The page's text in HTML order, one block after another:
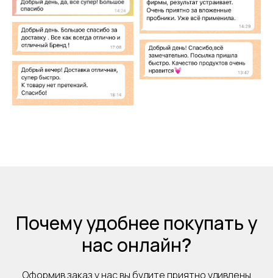
Почему удобнее покупать у
нас онлайн?
Оформив заказ у нас вы будите приятно удивлены